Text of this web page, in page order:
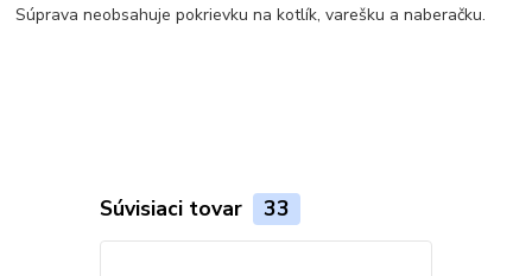
Súprava neobsahuje pokrievku na kotlík, varešku a naberačku.
Súvisiaci tovar 33